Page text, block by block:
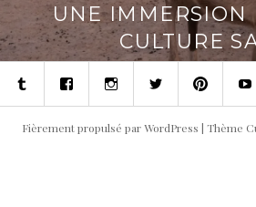
UNE IMMERSION
CULTURE
TumblrFacebookInstagramTwitter
Fièrement propulsé par WordPress | Thème